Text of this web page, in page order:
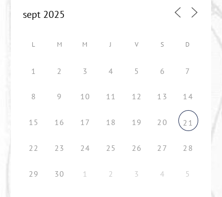
L M M J V S D
1 2 3 4 5 6 7
8 9 10 11 12 13 14
15 16 17 18 19 20 21
22 23 24 25 26 27 28
29 30 1 2 3 4 5